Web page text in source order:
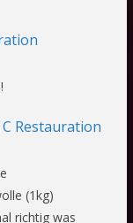
Restauration
(1kg)
richtig was